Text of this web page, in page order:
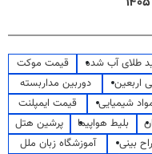
طلای آب شده
قیمت موکت
اربعین
دوربین مداربسته
شیمیایی
قیمت ایمپلنت
بلیط هواپیما
پرشین هتل
بینی
آموزشگاه زبان ملل